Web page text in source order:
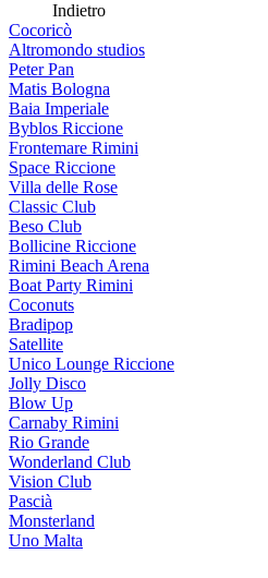
Indietro
Cocoricò
Altromondo studios
Peter Pan
Matis Bologna
Baia Imperiale
Byblos Riccione
Frontemare Rimini
Space Riccione
Villa delle Rose
Classic Club
Beso Club
Bollicine Riccione
Rimini Beach Arena
Boat Party Rimini
Coconuts
Bradipop
Satellite
Unico Lounge Riccione
Jolly Disco
Blow Up
Carnaby Rimini
Rio Grande
Wonderland Club
Vision Club
Pascià
Monsterland
Uno Malta